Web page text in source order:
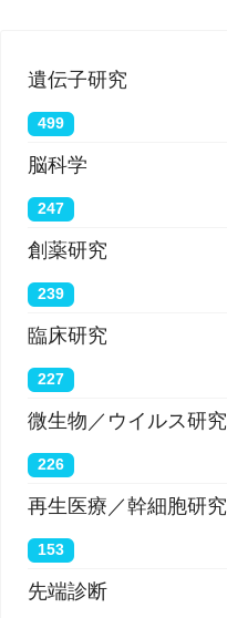
遺伝子研究
499
脳科学
247
創薬研究
239
臨床研究
227
微生物／ウイルス研究
226
再生医療／幹細胞研究
153
先端診断